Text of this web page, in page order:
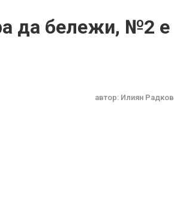
да бележи, №2 е
автор: Илиян Радков